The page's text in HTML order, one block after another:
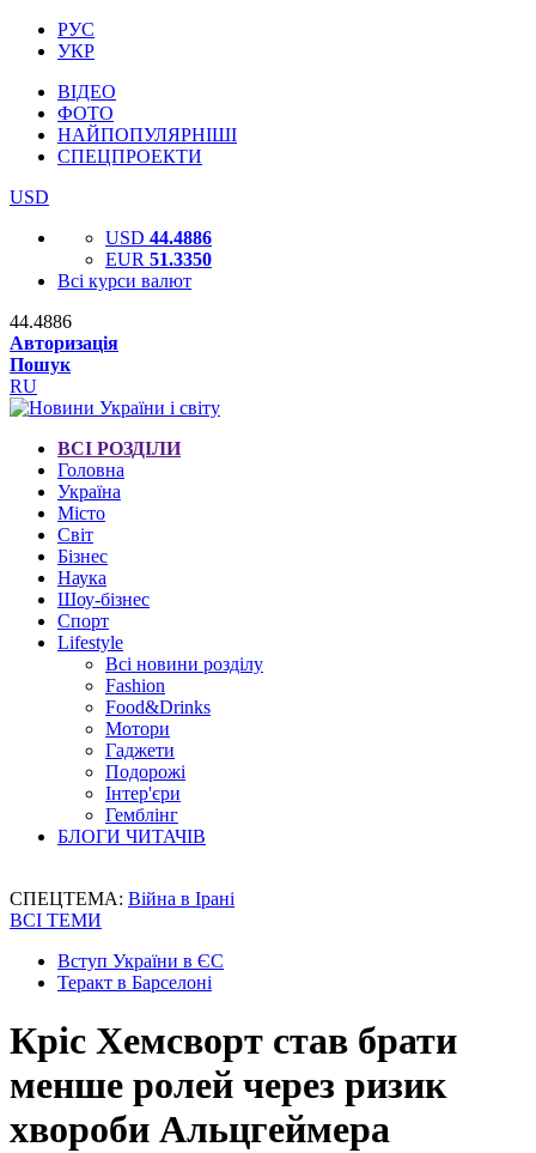
РУС
УКР
ВІДЕО
ФОТО
НАЙПОПУЛЯРНІШІ
СПЕЦПРОЕКТИ
USD
USD 44.4886
EUR 51.3350
Всі курси валют
44.4886
Авторизація
Пошук
RU
ВСІ РОЗДІЛИ
Головна
Україна
Місто
Світ
Бізнес
Наука
Шоу-бізнес
Спорт
Lifestyle
Всі новини розділу
Fashion
Food&Drinks
Мотори
Гаджети
Подорожі
Інтер'єри
Гемблінг
БЛОГИ ЧИТАЧІВ
СПЕЦТЕМА: Війна в Ірані
ВСІ ТЕМИ
Вступ України в ЄС
Теракт в Барселоні
Кріс Хемсворт став брати
менше ролей через ризик
хвороби Альцгеймера